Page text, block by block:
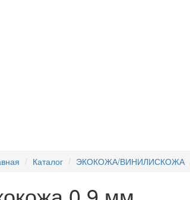
Каталог ЭКОКОЖА/ВИНИЛИСКОЖА